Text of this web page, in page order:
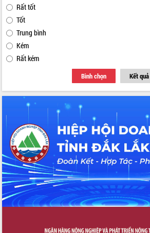
Rất tốt
Tốt
Trung bình
Kém
Rất kém
Bình chọn Kết quả